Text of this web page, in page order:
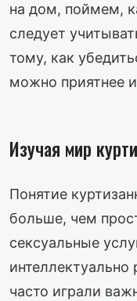
на дом, поймем,
следует
тому, как
можно приятнее
Изучая мир
Понятие
больше, чем
сексуальные
часто играли